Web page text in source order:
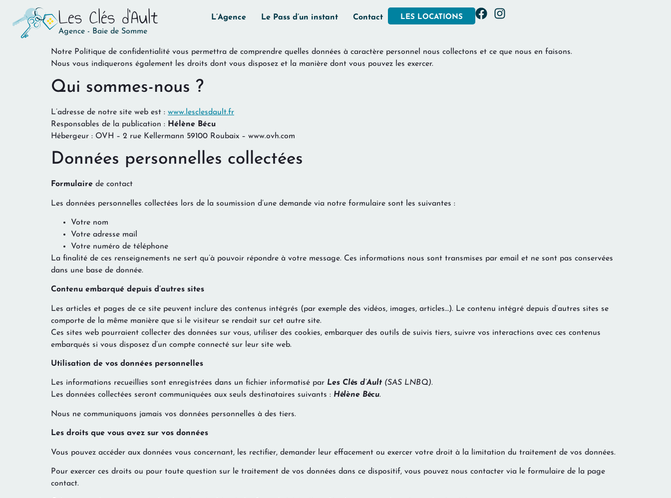
Les Clés d'Ault
Agence - Baie de Somme
L’Agence Le Pass d’un instant Contact LES LOCATIONS
Notre Politique de confidentialité vous permettra de comprendre quelles données à caractère personnel nous collectons et ce que nous en faisons.
Nous vous indiquerons également les droits dont vous disposez et la manière dont vous pouvez les exercer.
Qui sommes-nous ?
L’adresse de notre site web est : www.lesclesdault.fr
Responsables de la publication : Hélène Bécu
Hébergeur : OVH – 2 rue Kellermann 59100 Roubaix – www.ovh.com
Données personnelles collectées
Formulaire de contact
Les données personnelles collectées lors de la soumission d’une demande via notre formulaire sont les suivantes :
Votre nom
Votre adresse mail
Votre numéro de téléphone
La finalité de ces renseignements ne sert qu’à pouvoir répondre à votre message. Ces informations nous sont transmises par email et ne sont pas conservées
dans une base de donnée.
Contenu embarqué depuis d’autres sites
Les articles et pages de ce site peuvent inclure des contenus intégrés (par exemple des vidéos, images, articles…). Le contenu intégré depuis d’autres sites se
comporte de la même manière que si le visiteur se rendait sur cet autre site.
Ces sites web pourraient collecter des données sur vous, utiliser des cookies, embarquer des outils de suivis tiers, suivre vos interactions avec ces contenus
embarqués si vous disposez d’un compte connecté sur leur site web.
Utilisation de vos données personnelles
Les informations recueillies sont enregistrées dans un fichier informatisé par Les Clés d’Ault (SAS LNBQ).
Les données collectées seront communiquées aux seuls destinataires suivants : Hélène Bécu.
Nous ne communiquons jamais vos données personnelles à des tiers.
Les droits que vous avez sur vos données
Vous pouvez accéder aux données vous concernant, les rectifier, demander leur effacement ou exercer votre droit à la limitation du traitement de vos données.
Pour exercer ces droits ou pour toute question sur le traitement de vos données dans ce dispositif, vous pouvez nous contacter via le formulaire de la page
contact.